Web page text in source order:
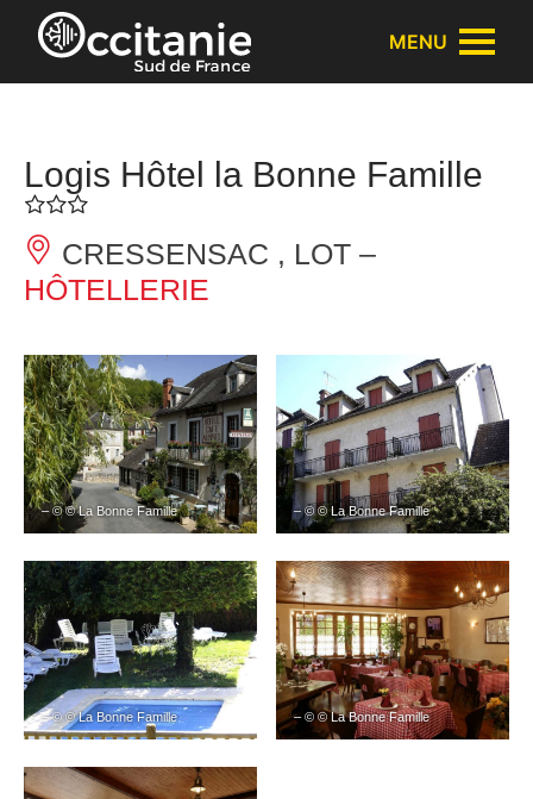
Panneau de gestion des cookies
MENU
Logis Hôtel la Bonne Famille
CRESSENSAC , LOT –
HÔTELLERIE
– © © La Bonne Famille – © © La Bonne Famille
– © © La Bonne Famille – © © La Bonne Famille